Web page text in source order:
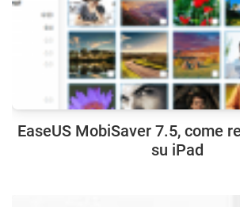
EaseUS MobiSaver 7.5, come
su iPad